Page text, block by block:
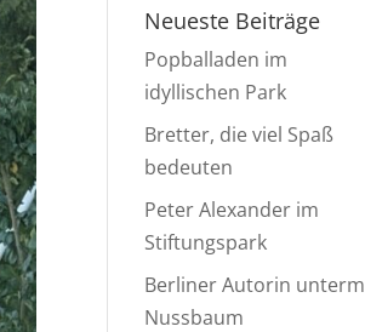
Neueste Beiträge
Popballaden im
idyllischen Park
Bretter, die viel Spaß
bedeuten
Peter Alexander im
Stiftungspark
Berliner Autorin unterm
Nussbaum